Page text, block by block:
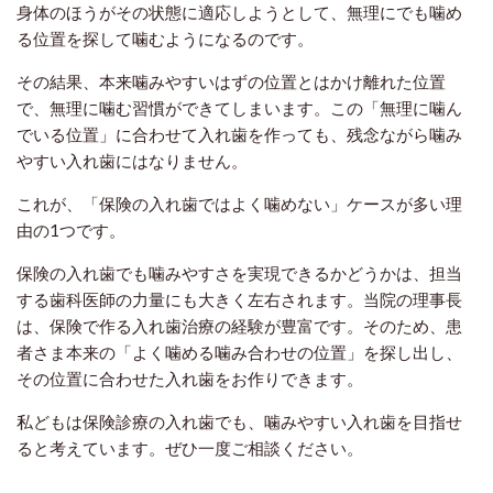
身体のほうがその状態に適応しようとして、無理にでも噛め
る位置を探して噛むようになるのです。
その結果、本来噛みやすいはずの位置とはかけ離れた位置
で、無理に噛む習慣ができてしまいます。この「無理に噛ん
でいる位置」に合わせて入れ歯を作っても、残念ながら噛み
やすい入れ歯にはなりません。
これが、「保険の入れ歯ではよく噛めない」ケースが多い理
由の1つです。
保険の入れ歯でも噛みやすさを実現できるかどうかは、担当
する歯科医師の力量にも大きく左右されます。当院の理事長
は、保険で作る入れ歯治療の経験が豊富です。そのため、患
者さま本来の「よく噛める噛み合わせの位置」を探し出し、
その位置に合わせた入れ歯をお作りできます。
私どもは保険診療の入れ歯でも、噛みやすい入れ歯を目指せ
ると考えています。ぜひ一度ご相談ください。